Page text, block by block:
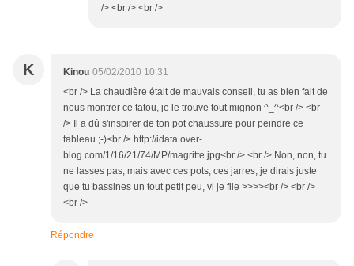
/> <br /> <br />
K Kinou 05/02/2010 10:31
<br /> La chaudière était de mauvais conseil, tu as bien fait de
nous montrer ce tatou, je le trouve tout mignon ^_^<br /> <br
/> Il a dû s'inspirer de ton pot chaussure pour peindre ce
tableau ;-)<br /> http://idata.over-
blog.com/1/16/21/74/MP/magritte.jpg<br /> <br /> Non, non, tu
ne lasses pas, mais avec ces pots, ces jarres, je dirais juste
que tu bassines un tout petit peu, vi je file >>>><br /> <br />
<br />
Répondre